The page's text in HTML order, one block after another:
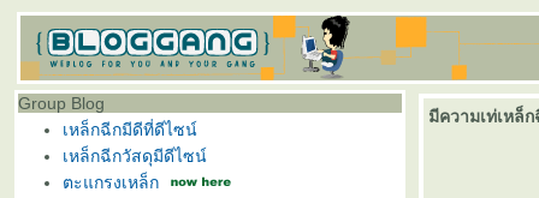
Group Blog
เหล็กฉีกมีดีที่ดีไซน์
เหล็กฉีกวัสดุมีดีไซน์
ตะแกรงเหล็ก
มีความเท่เหล็